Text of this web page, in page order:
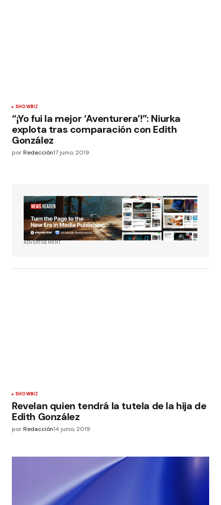
SHOWBIZ
“¡Yo fui la mejor ‘Aventurera’!”: Niurka
explota tras comparación con Edith
González
porRedacción17 junio, 2019
ADVERTISEMENT
SHOWBIZ
Revelan quien tendrá la tutela de la hija de
Edith González
porRedacción14 junio, 2019